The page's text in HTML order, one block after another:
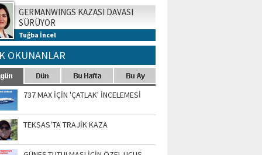
GERMANWINGS KAZASI DAVASI
SÜRÜYOR
Tuğba İncel
OKUNANLAR
737 MAX İÇİN 'ÇATLAK' İNCELEMESİ
TEKSAS’TA TRAJİK KAZA